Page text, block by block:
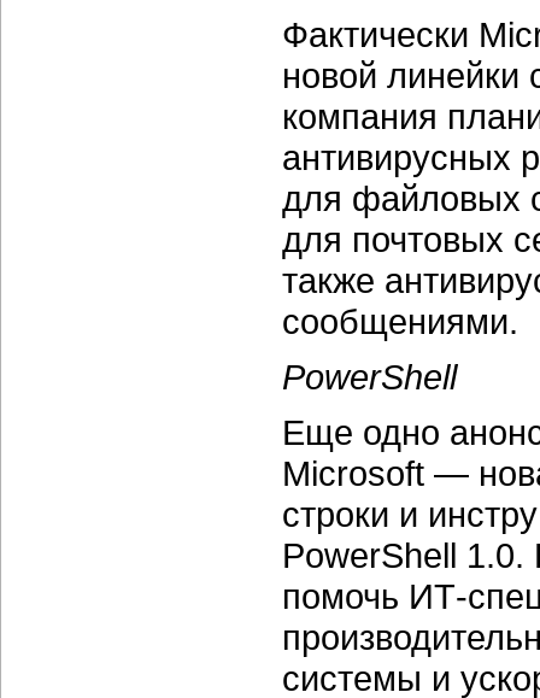
Фактически
новой линейки
компания
антивирусных
для файловых
для почтовых
также
сообщениями.
PowerShell
Еще одно
Microsoft —
строки и
PowerShell
помочь ИТ-
системы и